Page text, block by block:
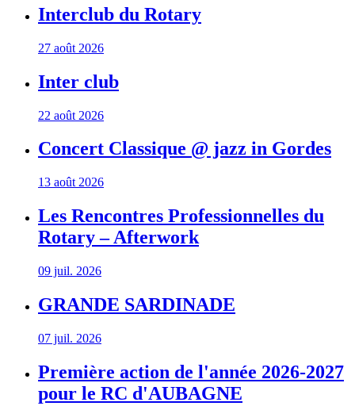
Interclub du Rotary
27 août 2026
Inter club
22 août 2026
Concert Classique @ jazz in Gordes
13 août 2026
Les Rencontres Professionnelles du
Rotary – Afterwork
09 juil. 2026
GRANDE SARDINADE
07 juil. 2026
Première action de l'année 2026-2027
pour le RC d'AUBAGNE